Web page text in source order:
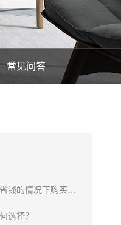
常见问答
选择？